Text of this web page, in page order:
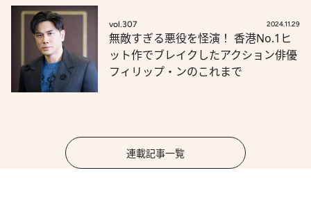
vol.307 2024.11.29
無敵すぎる悪役を怪演！ 香港No.1ヒ
ット作でブレイクしたアクション俳優
フィリップ・ンのこれまで
連載記事一覧